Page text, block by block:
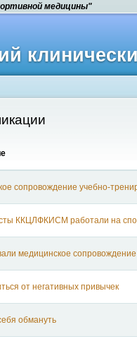
медицины"
сопровождение учебно-
ККЦЛФКИСМ работали на
медицинское
от негативных привычек
обмануть